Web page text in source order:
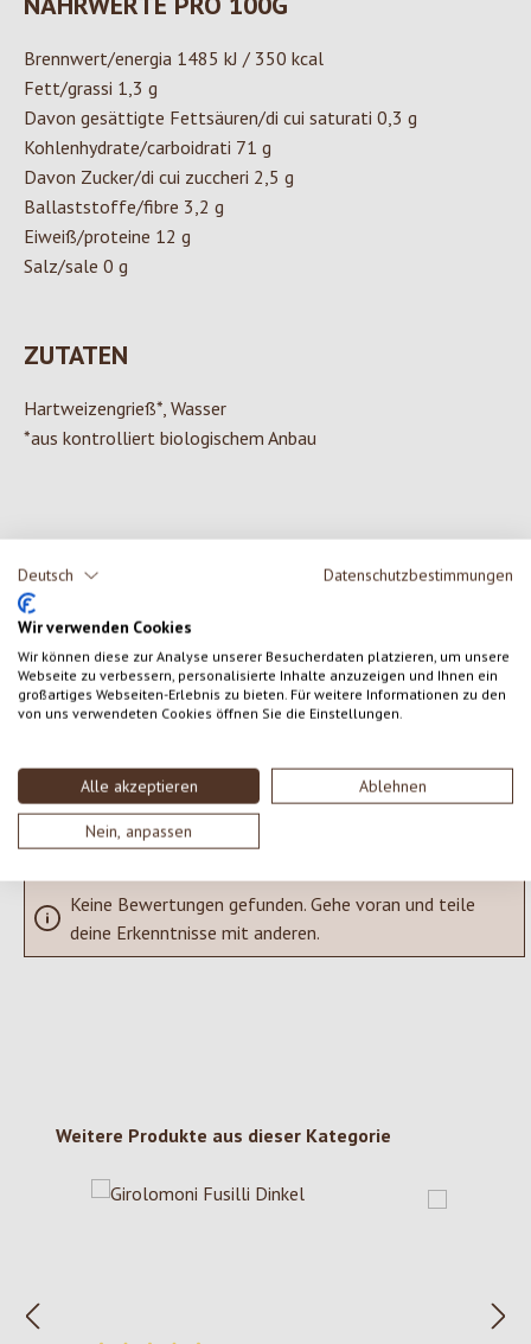
Deutsch Datenschutzbestimmungen
Wir verwenden Cookies
Wir können diese zur Analyse unserer Besucherdaten platzieren, um unsere
Webseite zu verbessern, personalisierte Inhalte anzuzeigen und Ihnen ein
großartiges Webseiten-Erlebnis zu bieten. Für weitere Informationen zu den
von uns verwendeten Cookies öffnen Sie die Einstellungen.
Alle akzeptieren Ablehnen
Nein, anpassen
Brennwert/energia 1485 kJ / 350 kcal
Fett/grassi 1,3 g
Davon gesättigte Fettsäuren/di cui saturati 0,3 g
Kohlenhydrate/carboidrati 71 g
Davon Zucker/di cui zuccheri 2,5 g
Ballaststoffe/fibre 3,2 g
Eiweiß/proteine 12 g
Salz/sale 0 g
ZUTATEN
Hartweizengrieß*, Wasser
*aus kontrolliert biologischem Anbau
Durchschnittliche Bewertung von 0 von 5 Sternen
Gib eine Bewertung ab!
Teile deine Erfahrungen mit dem Produkt mit anderen Kunden.
Bewertungen nur in der aktuellen Sprache anzeigen.
Keine Bewertungen gefunden. Gehe voran und teile
deine Erkenntnisse mit anderen.
Produktgalerie überspringen
Weitere Produkte aus dieser Kategorie